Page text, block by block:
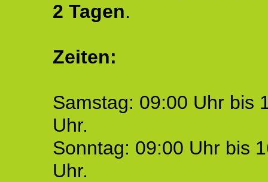
2 Tagen.
Zeiten:
Samstag: 09:00 Uhr bis
Uhr.
Sonntag: 09:00 Uhr bis
Uhr.